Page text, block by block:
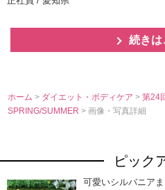
続きは
ホーム > ダイエット・ボディケア>第24
SPRING/SUMMER> 画像・写真詳細
ピック
可愛いシルバニア